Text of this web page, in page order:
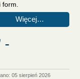
form.
Więcej…
-
05 sierpień 2026